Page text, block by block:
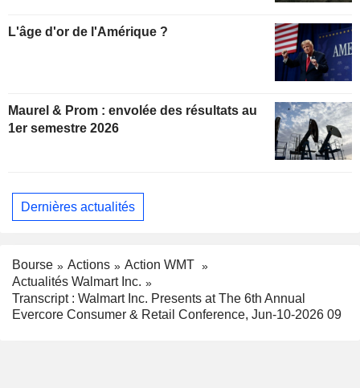
L'âge d'or de l'Amérique ?
Maurel & Prom : envolée des résultats au
1er semestre 2026
Dernières actualités
Bourse Actions
Action WMT
Actualités Walmart Inc.
Transcript : Walmart Inc. Presents at The 6th Annual
Evercore Consumer & Retail Conference, Jun-10-2026 09